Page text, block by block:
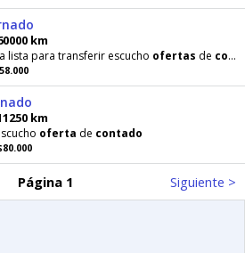
km
lista para transferir escucho ofertas de contado
km
oferta de contado
Página 1 Siguiente >